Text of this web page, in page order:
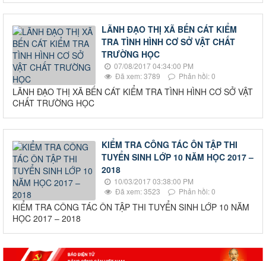
LÃNH ĐẠO THỊ XÃ BẾN CÁT KIỂM
TRA TÌNH HÌNH CƠ SỞ VẬT CHẤT
TRƯỜNG HỌC
07/08/2017 04:34:00 PM
Đã xem: 3789
Phản hồi: 0
LÃNH ĐẠO THỊ XÃ BẾN CÁT KIỂM TRA TÌNH HÌNH CƠ SỞ VẬT
CHẤT TRƯỜNG HỌC
KIỂM TRA CÔNG TÁC ÔN TẬP THI
TUYỂN SINH LỚP 10 NĂM HỌC 2017 –
2018
10/03/2017 03:38:00 PM
Đã xem: 3523
Phản hồi: 0
KIỂM TRA CÔNG TÁC ÔN TẬP THI TUYỂN SINH LỚP 10 NĂM
HỌC 2017 – 2018